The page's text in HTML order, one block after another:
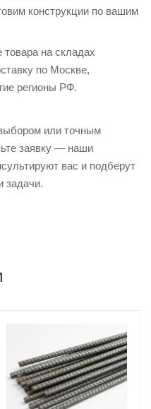
конструкции по вашим
товара на складах
по Москве,
регионы РФ.
или точным
заявку — наши
вас и подберут
задачи.